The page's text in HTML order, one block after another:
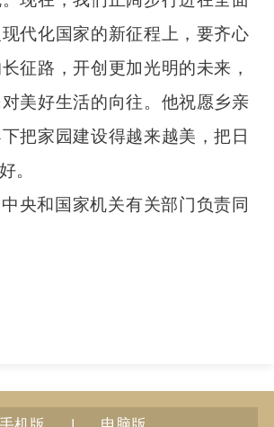
代化国家的新征程上，要齐心
征路，开创更加光明的未来，
美好生活的向往。他祝愿乡亲
把家园建设得越来越美，把日
。
央和国家机关有关部门负责同